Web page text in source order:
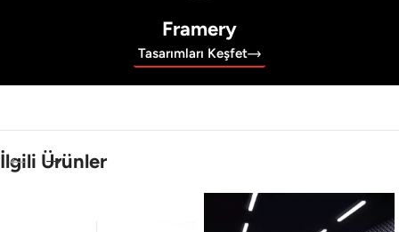
Framery
Tasarımları Keşfet
İlgili Ürünler